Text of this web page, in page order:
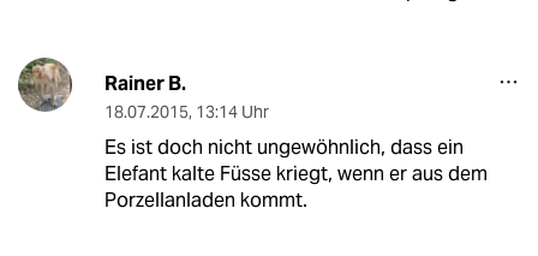
Rainer B.
18.07.2015, 13:14 Uhr
Es ist doch nicht ungewöhnlich, dass ein
Elefant kalte Füsse kriegt, wenn er aus dem
Porzellanladen kommt.